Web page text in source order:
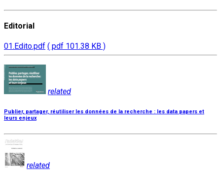
Editorial
01.Edito.pdf ( pdf 101.38 KB )
related
Publier, partager, réutiliser les données de la recherche : les data papers et
leurs enjeux
related